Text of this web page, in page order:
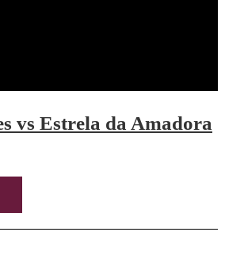
vs Estrela da Amadora